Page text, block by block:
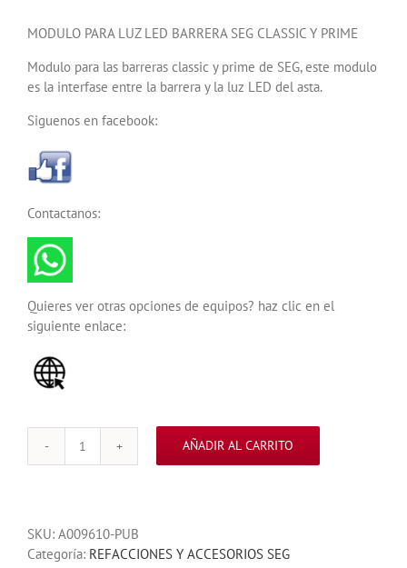
MODULO PARA LUZ LED BARRERA SEG CLASSIC Y PRIME
Modulo para las barreras classic y prime de SEG, este modulo
es la interfase entre la barrera y la luz LED del asta.
Siguenos en facebook:
Contactanos:
Quieres ver otras opciones de equipos? haz clic en el
siguiente enlace:
MODULO
BARRERA
SEG
AÑADIR AL CARRITO
SKU: A009610-PUB
Categoría: REFACCIONES Y ACCESORIOS SEG